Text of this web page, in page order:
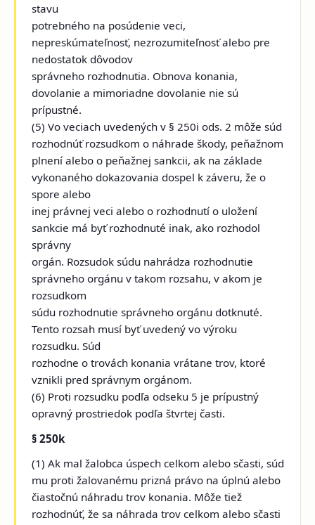
stavu
potrebného na posúdenie veci,
nepreskúmateľnosť, nezrozumiteľnosť alebo pre
nedostatok dôvodov
správneho rozhodnutia. Obnova konania,
dovolanie a mimoriadne dovolanie nie sú
prípustné.
(5) Vo veciach uvedených v § 250i ods. 2 môže súd
rozhodnúť rozsudkom o náhrade škody, peňažnom
plnení alebo o peňažnej sankcii, ak na základe
vykonaného dokazovania dospel k záveru, že o
spore alebo
inej právnej veci alebo o rozhodnutí o uložení
sankcie má byť rozhodnuté inak, ako rozhodol
správny
orgán. Rozsudok súdu nahrádza rozhodnutie
správneho orgánu v takom rozsahu, v akom je
rozsudkom
súdu rozhodnutie správneho orgánu dotknuté.
Tento rozsah musí byť uvedený vo výroku
rozsudku. Súd
rozhodne o trovách konania vrátane trov, ktoré
vznikli pred správnym orgánom.
(6) Proti rozsudku podľa odseku 5 je prípustný
opravný prostriedok podľa štvrtej časti.
§ 250k
(1) Ak mal žalobca úspech celkom alebo sčasti, súd
mu proti žalovanému prizná právo na úplnú alebo
čiastočnú náhradu trov konania. Môže tiež
rozhodnúť, že sa náhrada trov celkom alebo sčasti